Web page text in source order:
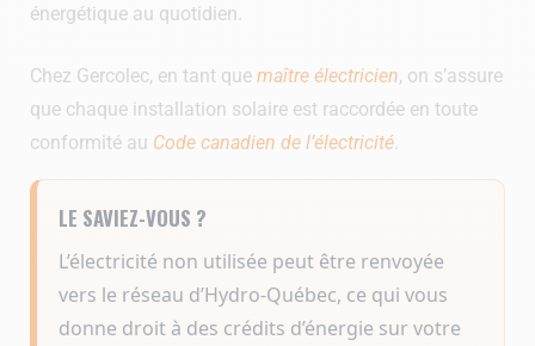
énergétique au quotidien.
Chez Gercolec, en tant que maître électricien, on s’assure
que chaque installation solaire est raccordée en toute
conformité au Code canadien de l’électricité
LE SAVIEZ-VOUS ?
L’électricité non utilisée peut être renvoyée
vers le réseau d’Hydro-Québec, ce qui vous
donne droit à des crédits d’énergie sur votre